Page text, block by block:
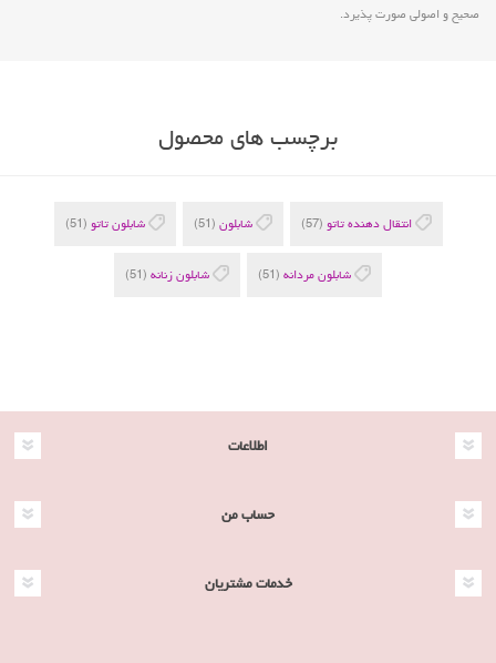
صحیح و اصولی صورت پذیرد.
برچسب های محصول
انتقال دهنده تاتو (57) شابلون(51) شابلون تاتو (51)
شابلون مردانه(51) شابلون زنانه(51)
اطلاعات
حساب من
خدمات مشتریان